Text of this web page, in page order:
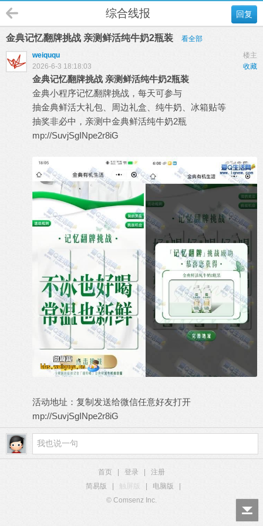
回复
综合线报
金典记忆翻牌挑战 亲测鲜活纯牛奶2瓶装
看全部
楼主
weiququ
收藏
2026-6-3 18:18:03
金典记忆翻牌挑战 亲测鲜活纯牛奶2瓶装
金典小程序记忆翻牌挑战，每天可参与
抽金典鲜活大礼包、周边礼盒、纯牛奶、冰箱贴等
抽奖非必中，亲测中金典鲜活纯牛奶2瓶
mp://SuvjSgINpe2r8iG
活动地址：复制发送给微信任意好友打开
mp://SuvjSgINpe2r8iG
首页 | 登录 |
注册
简易版
| 触屏版 | 电脑版
|
© Comsenz Inc.